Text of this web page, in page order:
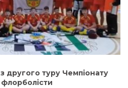
другого туру Чемпіонату
флорболісти